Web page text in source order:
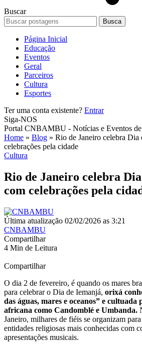
Buscar
Página Inicial
Educação
Eventos
Geral
Parceiros
Cultura
Esportes
Ter uma conta existente? Entrar
Siga-NOS
Portal CNBAMBU - Notícias e Eventos
Home » Blog » Rio de Janeiro celebra Dia
celebrações pela cidade
Cultura
Rio de Janeiro celebra
com celebrações pela
Última atualização 02/02/2026 as 3:21
CNBAMBU
Compartilhar
4 Min de Leitura
Compartilhar
O dia 2 de fevereiro, é quando os mares
para celebrar o Dia de Iemanjá, orixá
das águas, mares e oceanos” e
africana como Candomblé e Umbanda.
Janeiro, milhares de fiéis se organizam
entidades religiosas mais conhecidas com
apresentações musicais.